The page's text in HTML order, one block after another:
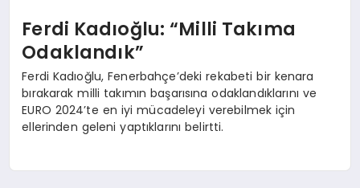
Ferdi Kadıoğlu: “Milli Takıma
Odaklandık”
Ferdi Kadıoğlu, Fenerbahçe’deki rekabeti bir kenara
bırakarak milli takımın başarısına odaklandıklarını ve
EURO 2024’te en iyi mücadeleyi verebilmek için
ellerinden geleni yaptıklarını belirtti.